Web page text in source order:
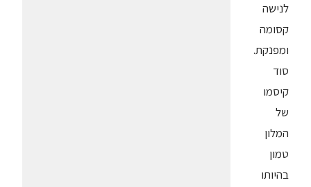
לנישה
קסומה
ומפנקת.
סוד
קיסמו
של
המלון
טמון
בהיותו